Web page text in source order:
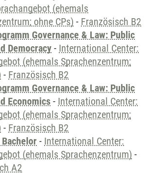
(ehemals
ohne CPs) - Französisch B2
Governance & Law: Public
Democracy - International Center:
(ehemals Sprachenzentrum;
- Französisch B2
Governance & Law: Public
Economics - International Center:
(ehemals Sprachenzentrum;
- Französisch B2
- International Center:
(ehemals Sprachenzentrum) -
A2